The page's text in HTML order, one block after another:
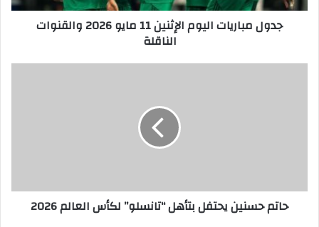
الناقلة
جدول مباريات اليوم الإثنين 11 مايو 2026 والقنوات
الناقلة
حاتم حسنين يحتفل بتأهل “تانسلو” لكأس العالم 2026